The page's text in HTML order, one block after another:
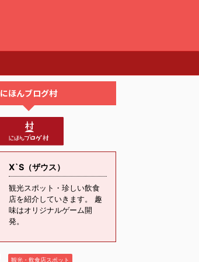
にほんブログ村
X`S（ザウス）
観光スポット・珍しい飲食
店を紹介していきます。 趣
味はオリジナルゲーム開
発。
観光・飲食店スポット